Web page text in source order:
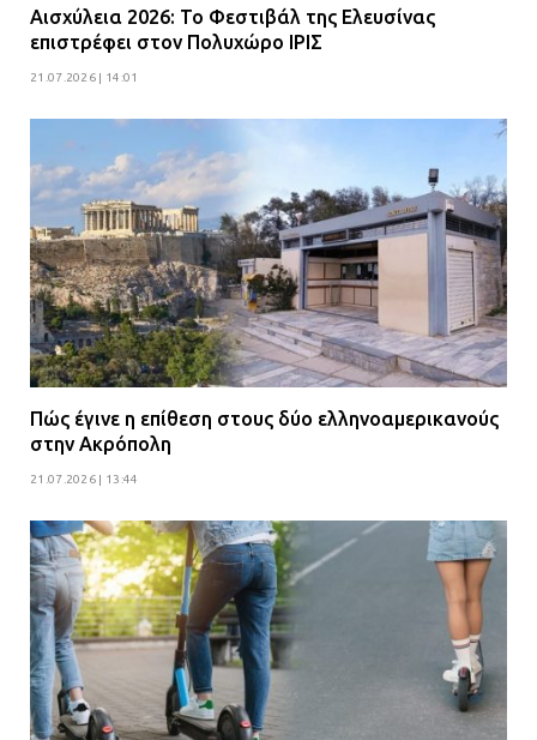
Αισχύλεια 2026: Το Φεστιβάλ της Ελευσίνας
επιστρέφει στον Πολυχώρο ΙΡΙΣ
21.07.2026 | 14:01
Πώς έγινε η επίθεση στους δύο ελληνοαμερικανούς
στην Ακρόπολη
21.07.2026 | 13:44